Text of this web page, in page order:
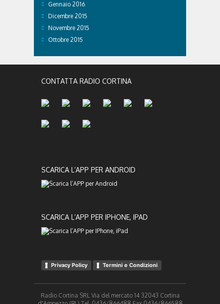
Gennaio 2016
Dicembre 2015
Novembre 2015
Ottobre 2015
CONTATTA RADIO CORTINA
SCARICA L’APP PER ANDROID
SCARICA L’APP PER IPHONE, IPAD
Privacy Policy Termini e Condizioni
Radio Cortina SRL Via del mercato 14 32043 Cortina